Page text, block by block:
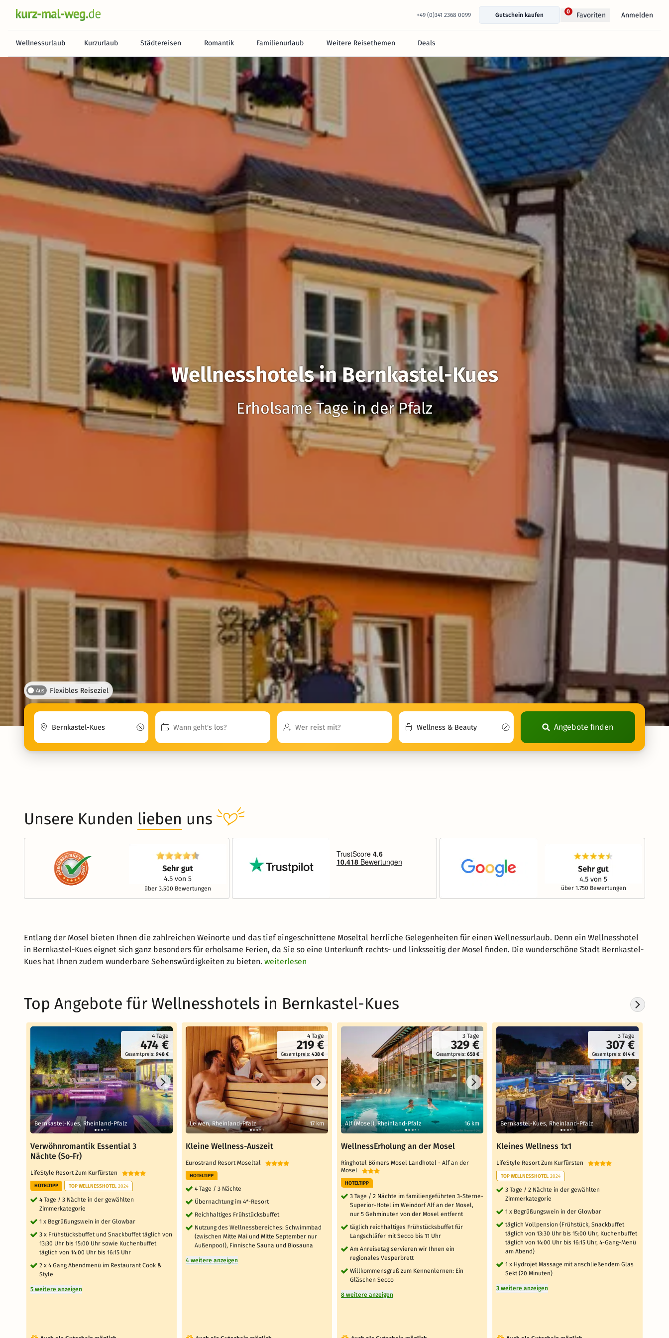
+49 (0)341 2368 0099 Gutschein kaufen
0 Favoriten Anmelden
Wellnessurlaub Kurzurlaub Städtereisen Romantik Familienurlaub Weitere Reisethemen Deals
Wellnesshotels in Bernkastel-Kues
Erholsame Tage in der Pfalz
Aus Flexibles Reiseziel
Angebote finden
Unsere Kunden lieben uns
über 3.500 Bewertungen über 1.750 Bewertungen
Entlang der Mosel bieten Ihnen die zahlreichen Weinorte und das tief eingeschnittene Moseltal herrliche Gelegenheiten für einen Wellnessurlaub. Denn ein Wellnesshotel
in Bernkastel-Kues eignet sich ganz besonders für erholsame Ferien, da Sie so eine Unterkunft rechts- und linksseitig der Mosel finden. Die wunderschöne Stadt Bernkastel-
Kues hat Ihnen zudem wunderbare Sehenswürdigkeiten zu bieten. weiterlesen
Top Angebote für Wellnesshotels in Bernkastel-Kues
4 Tage
474 €
Gesamtpreis: 948 €
Bernkastel-Kues, Rheinland-Pfalz
Verwöhnromantik Essential 3
Nächte (So-Fr)
LifeStyle Resort Zum Kurfürsten
HOTELTIPP TOP WELLNESSHOTEL 2024
4 Tage / 3 Nächte in der gewählten
Zimmerkategorie
1 x Begrüßungswein in der Glowbar
3 x Frühstücksbuffet und Snackbuffet täglich von
13:30 Uhr bis 15:00 Uhr sowie Kuchenbuffet
täglich von 14:00 Uhr bis 16:15 Uhr
2 x 4 Gang Abendmenü im Restaurant Cook &
Style
5 weitere anzeigen
4 Tage
219 €
Gesamtpreis: 438 €
Leiwen, Rheinland-Pfalz 17 km
Kleine Wellness-Auszeit
Eurostrand Resort Moseltal
HOTELTIPP
4 Tage / 3 Nächte
Übernachtung im 4*-Resort
Reichhaltiges Frühstücksbuffet
Nutzung des Wellnessbereiches: Schwimmbad
(zwischen Mitte Mai und Mitte September nur
Außenpool), Finnische Sauna und Biosauna
4 weitere anzeigen
3 Tage
329 €
Gesamtpreis: 658 €
Alf (Mosel), Rheinland-Pfalz 16 km
WellnessErholung an der Mosel
Ringhotel Bömers Mosel Landhotel - Alf an der
Mosel
HOTELTIPP
3 Tage / 2 Nächte im familiengeführten 3-Sterne-
Superior-Hotel im Weindorf Alf an der Mosel,
nur 5 Gehminuten von der Mosel entfernt
täglich reichhaltiges Frühstücksbuffet für
Langschläfer mit Secco bis 11 Uhr
Am Anreisetag servieren wir Ihnen ein
regionales Vesperbrett
Willkommensgruß zum Kennenlernen: Ein
Gläschen Secco
8 weitere anzeigen
3 Tage
307 €
Gesamtpreis: 614 €
Bernkastel-Kues, Rheinland-Pfalz
Kleines Wellness 1x1
LifeStyle Resort Zum Kurfürsten
TOP WELLNESSHOTEL 2024
3 Tage / 2 Nächte in der gewählten
Zimmerkategorie
1 x Begrüßungswein in der Glowbar
täglich Vollpension (Frühstück, Snackbuffet
täglich von 13:30 Uhr bis 15:00 Uhr, Kuchenbuffet
täglich von 14:00 Uhr bis 16:15 Uhr, 4-Gang-Menü
am Abend)
1 x Hydrojet Massage mit anschließendem Glas
Sekt (20 Minuten)
3 weitere anzeigen